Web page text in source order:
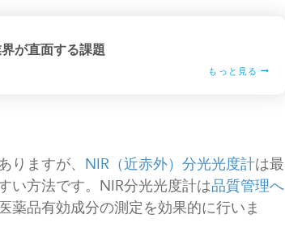
が直面する課題
もっと見る
ますが、 NIR（近赤外）分光光度計は最
い方法です。NIR分光光度計は品質管理へ
薬品有効成分の測定を効果的に行いま